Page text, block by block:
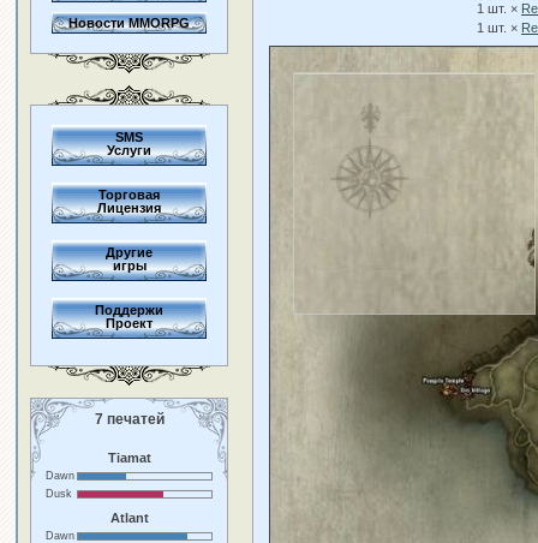
Новости MMORPG
SMS
Услуги
Торговая
Лицензия
Другие
игры
Поддержи
Проект
7 печатей
Tiamat
Dawn
Dusk
Atlant
Dawn
1 шт. ×
1 шт. ×